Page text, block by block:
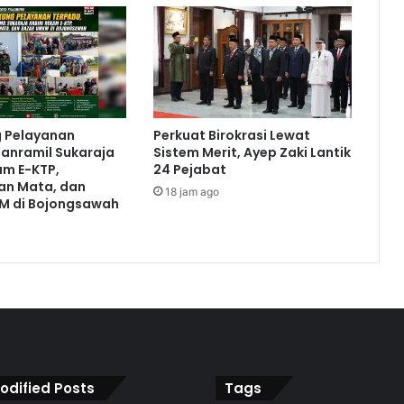
Pelayanan
Sukaraja
E-KTP,
Mata, dan
di Bojongsawah
Perkuat Birokrasi Lewat
Sistem Merit, Ayep Zaki Lantik
24 Pejabat
18 jam ago
Posts Tags